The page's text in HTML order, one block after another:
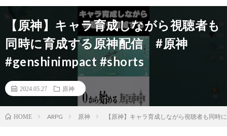
【原神】キャラ育成しながら視聴者も
同時に育成する原神配信 #原神
#genshinimpact #shorts
2024.05.27 原神
HOME ARPG 原神 【原神】キャラ育成しながら視聴者も同